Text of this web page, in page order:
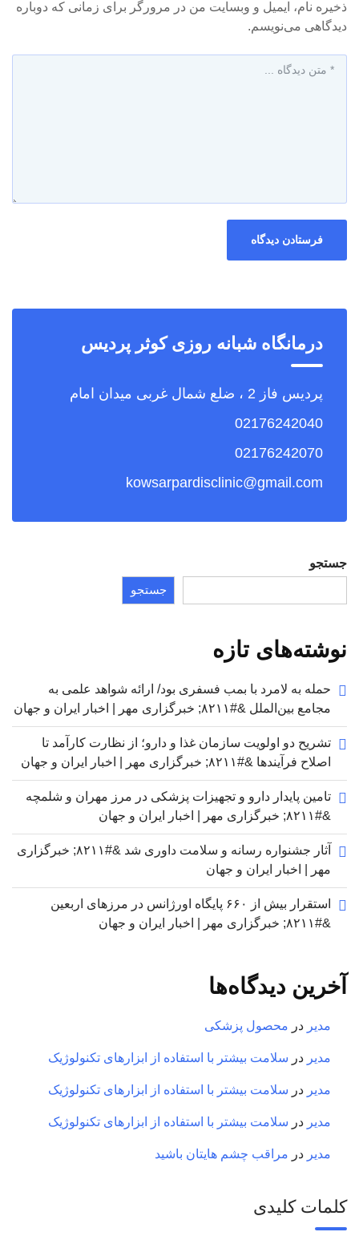
ذخیره نام، ایمیل و وبسایت من در مرورگر برای زمانی که دوباره
دیدگاهی می‌نویسم.
درمانگاه شبانه روزی کوثر پردیس
پردیس فاز 2 ، ضلع شمال غربی میدان امام
02176242040
02176242070
kowsarpardisclinic@gmail.com
جستجو
جستجو
نوشته‌های تازه
حمله به لامرد با بمب فسفری بود/ ارائه شواهد علمی به
مجامع بین‌الملل &#۸۲۱۱; خبرگزاری مهر | اخبار ایران و جهان
تشریح دو اولویت سازمان غذا و دارو؛ از نظارت کارآمد تا
اصلاح فرآیندها &#۸۲۱۱; خبرگزاری مهر | اخبار ایران و جهان
تامین پایدار دارو و تجهیزات پزشکی در مرز مهران و شلمچه
&#۸۲۱۱; خبرگزاری مهر | اخبار ایران و جهان
آثار جشنواره رسانه و سلامت داوری شد &#۸۲۱۱; خبرگزاری
مهر | اخبار ایران و جهان
استقرار بیش از ۶۶۰ پایگاه اورژانس در مرزهای اربعین
&#۸۲۱۱; خبرگزاری مهر | اخبار ایران و جهان
آخرین دیدگاه‌ها
مدیر در محصول پزشکی
مدیر در سلامت بیشتر با استفاده از ابزارهای تکنولوژیک
مدیر در سلامت بیشتر با استفاده از ابزارهای تکنولوژیک
مدیر در سلامت بیشتر با استفاده از ابزارهای تکنولوژیک
مدیر در مراقب چشم هایتان باشید
کلمات کلیدی